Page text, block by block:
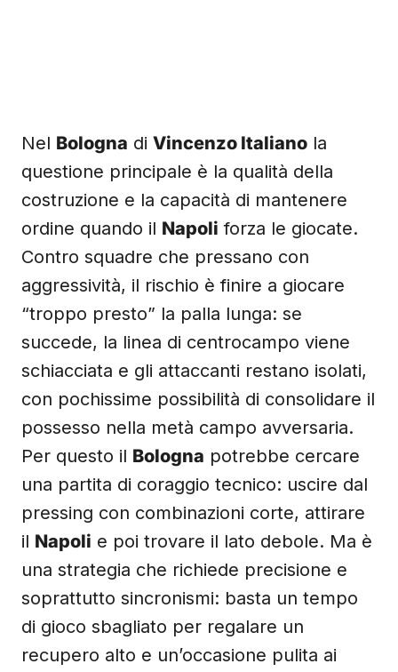
Nel Bologna di Vincenzo Italiano la
questione principale è la qualità della
costruzione e la capacità di mantenere
ordine quando il Napoli forza le giocate.
Contro squadre che pressano con
aggressività, il rischio è finire a giocare
“troppo presto” la palla lunga: se
succede, la linea di centrocampo viene
schiacciata e gli attaccanti restano isolati,
con pochissime possibilità di consolidare il
possesso nella metà campo avversaria.
Per questo il Bologna potrebbe cercare
una partita di coraggio tecnico: uscire dal
pressing con combinazioni corte, attirare
il Napoli e poi trovare il lato debole. Ma è
una strategia che richiede precisione e
soprattutto sincronismi: basta un tempo
di gioco sbagliato per regalare un
recupero alto e un’occasione pulita ai